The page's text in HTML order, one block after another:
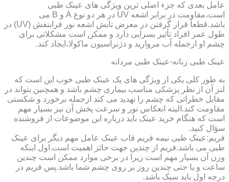
عامل بعدی که جزء اصلی ترین ویژگی های عینک طبی
است،مقاومت در برابر اشعه UV در هر دو نوع A و B می
باشد.قطعاً قرار گرفتن در معرض تابش اشعه نور فرابنفش (UV) در
طول عمر افراد تأثیر بسزایی دارد و ممکن است مشکلاتی برای
چشم او ازجمله آب مروارید و دژنراسیون ماکولا،ایجاد کند.
عینک طبی زنانه-عینک طبی مردانه
به طور کلی یکی از ویژگی های یک عینک طبی خوب این است که
لنز آن از نظر پزشکی مناسب بیماری چشم باشد و همچنین بتواند در
مقابل خطراتی که چشم را تهدید می کند ازجمله برخورد و شکستی
مقاومت کند.البته انعکاس نور و سرعت پخش آن نیز بسیار مهم
است که هنگام خرید عینک باید درباره این موضوعات از فروشنده
سؤال کنید.
فریم:عینک طبی نیمه فریم قاب عینک عامل مهم دیگر برای عینک
طبی می باشد.فریم از چندین جهت حائز اهمیت است.اول اینکه
وزن آن بسیار مهم است زیرا در برخی موارد ممکن است چندین
ساعت و یا حتی چندین روز بر روی چشم شما باشد.پس فریم در
درجه اول باید سبک باشد.